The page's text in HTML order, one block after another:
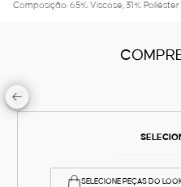
Composição: 65% Viscose, 31%
SELECIONE PEÇAS DO